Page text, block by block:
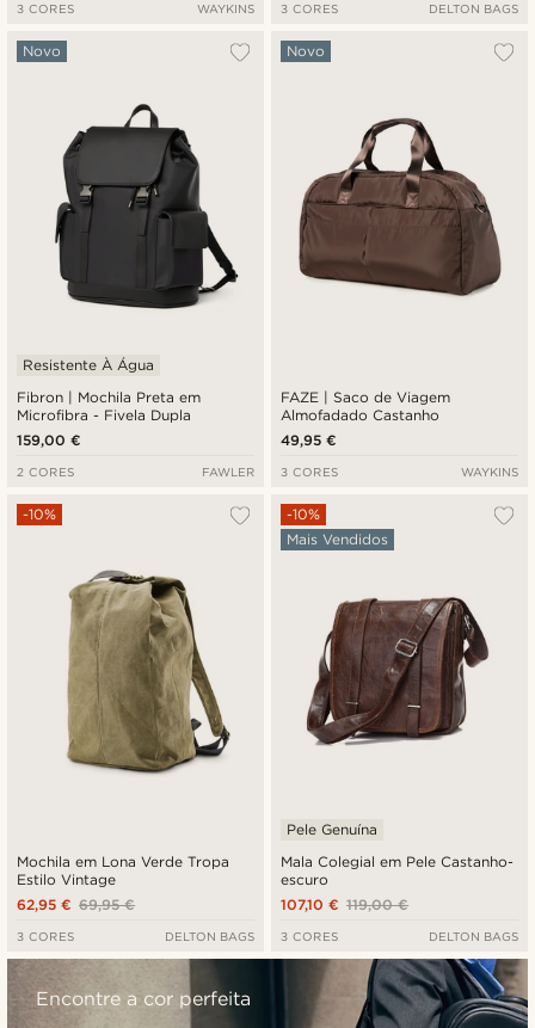
3 CORES WAYKINS 3 CORES DELTON BAGS
Fibron | Mochila Preta em
Microfibra - Fivela Dupla
Novo
Resistente À Água
159,00 €
2 CORES FAWLER
FAZE | Saco de Viagem
Almofadado Castanho
Novo
49,95 €
3 CORES WAYKINS
Mochila em Lona Verde Tropa
Estilo Vintage
-10%
69,95 €
62,95 €
3 CORES DELTON BAGS
Mala Colegial em Pele Castanho-
escuro
-10%
Mais Vendidos
Pele Genuína
119,00 €
107,10 €
3 CORES DELTON BAGS
Encontre a cor perfeita